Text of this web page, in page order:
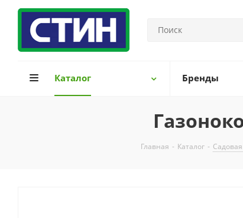
Каталог Бренды
Главная - Каталог -